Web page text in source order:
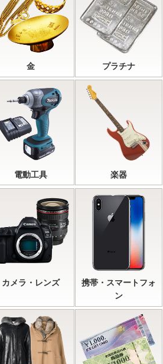
金 プラチナ
電動工具 楽器
カメラ・レンズ
携帯・スマートフォ
ン